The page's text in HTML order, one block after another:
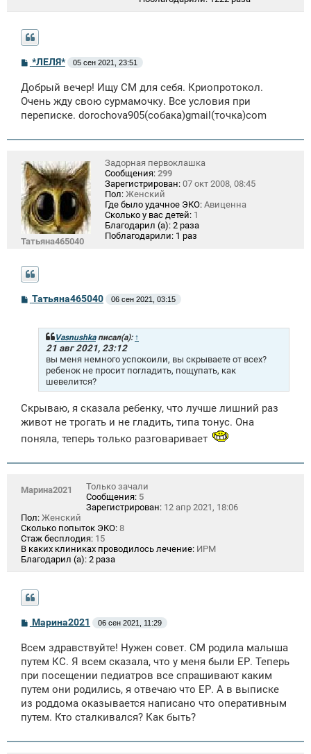
С
б
щ
н
е
*ЛЕЛЯ* 05 сен 2021, 23:51
Добрый вечер! Ищу СМ для себя. Криопротокол.
Очень жду свою сурмамочку. Все условия при
переписке. dorochova905(собака)gmail(точка)com
Татьяна465040
Задорная первоклашка
Сообщения: 299
Зарегистрирован: 07 окт 2008, 08:45
Пол: Женский
Где было удачное ЭКО: Авиценна
Сколько у вас детей: 1
Благодарил (а): 2 раза
Поблагодарили: 1 раз
СТатьяна465040 06 сен 2021, 03:15
Vasnushkaписал(а): ↑
21 авг 2021, 23:12
вы меня немного успокоили, вы скрываете от всех?
ребенок не просит погладить, пощупать, как
шевелится?
Скрываю, я сказала ребенку, что лучше лишний раз
живот не трогать и не гладить, типа тонус. Она
поняла, теперь только разговаривает
Марина2021
Только зачали
Сообщения: 5
Зарегистрирован: 12 апр 2021, 18:06
Пол: Женский
Сколько попыток ЭКО: 8
Стаж бесплодия: 15
В каких клиниках проводилось лечение: ИРМ
Благодарил (а): 2 раза
С
б
щ
е
н
и
Марина2021 06 сен 2021, 11:29
Всем здравствуйте! Нужен совет. СМ родила малыша
путем КС. Я всем сказала, что у меня были ЕР. Теперь
при посещении педиатров все спрашивают каким
путем они родились, я отвечаю что ЕР. А в выписке
из роддома оказывается написано что оперативным
путем. Кто сталкивался? Как быть?